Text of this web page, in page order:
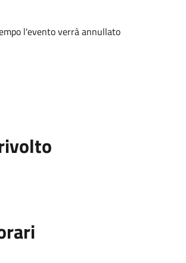
l'evento verrà annullato